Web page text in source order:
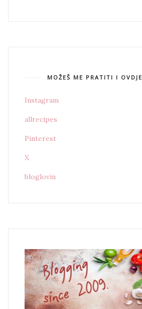
MOŽEŠ ME PRATITI I OVDJE
Instagram
allrecipes
Pinterest
X
bloglovin